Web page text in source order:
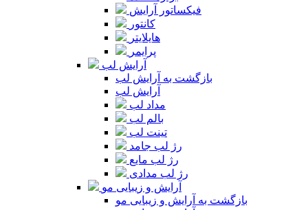
فیکساتور آرایش
کانتور
هایلایتر
پرایمر
آرایش لب
بازگشت به آرایش لب
آرایش لب
مداد لب
بالم لب
تینت لب
رژ لب جامد
رژ لب مایع
رژ لب مدادی
آرایش و زیبایی مو
بازگشت به آرایش و زیبایی مو